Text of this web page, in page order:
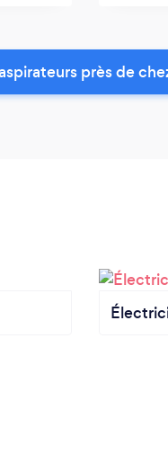
près de